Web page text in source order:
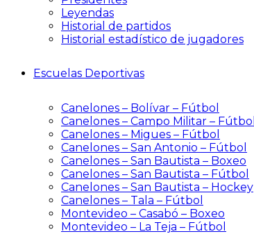
Leyendas
Historial de partidos
Historial estadístico de jugadores
Escuelas Deportivas
Canelones – Bolívar – Fútbol
Canelones – Campo Militar – Fútbol
Canelones – Migues – Fútbol
Canelones – San Antonio – Fútbol
Canelones – San Bautista – Boxeo
Canelones – San Bautista – Fútbol
Canelones – San Bautista – Hockey
Canelones – Tala – Fútbol
Montevideo – Casabó – Boxeo
Montevideo – La Teja – Fútbol